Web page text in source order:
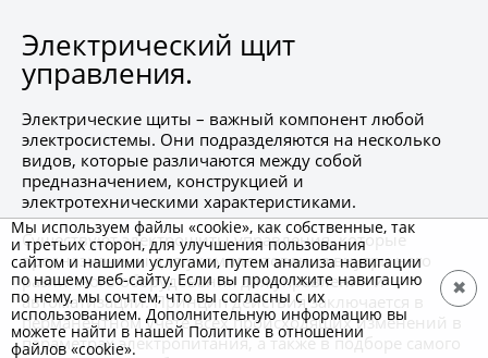
Электрический щит
управления.
Электрические щиты – важный компонент любой
электросистемы. Они подразделяются на несколько
видов, которые различаются между собой
предназначением, конструкцией и
электротехническими характеристиками.
Существуют электрощиты управления, которые
предназначены для укомплектования внутри него
различного оборудования для управления и
автоматизации. Принцип действия заключается в
перманентном учете всех происходящих изменений в
параметрах электропитания, а также в подборе самого
Мы используем файлы «cookie», как собственные, так
и третьих сторон, для улучшения пользования
сайтом и нашими услугами, путем анализа навигации
по нашему веб-сайту. Если вы продолжите навигацию
по нему, мы сочтем, что вы согласны с их
использованием. Дополнительную информацию вы
можете найти в нашей Политике в отношении
файлов «cookie».
✖